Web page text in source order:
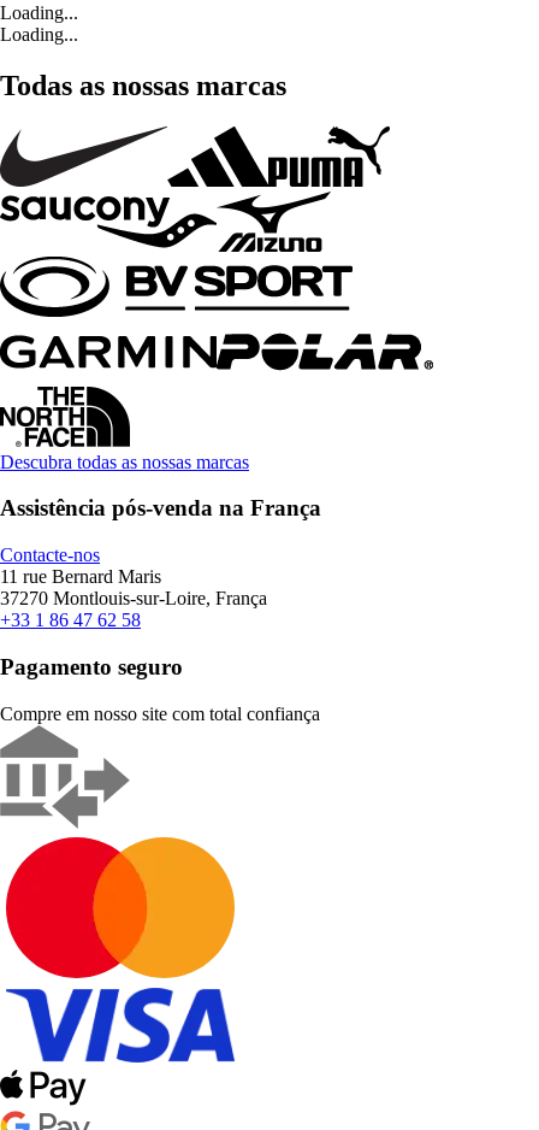
Loading...
Loading...
Todas as nossas marcas
Descubra todas as nossas marcas
Assistência pós-venda na França
Contacte-nos
11 rue Bernard Maris
37270 Montlouis-sur-Loire, França
+33 1 86 47 62 58
Pagamento seguro
Compre em nosso site com total confiança